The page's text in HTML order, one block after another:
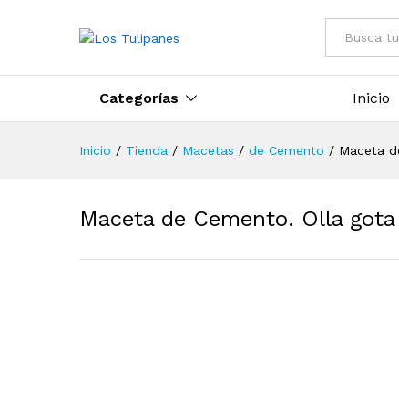
Todo
Categorías Inicio
Inicio / Tienda / Macetas / de Cemento / Maceta
Maceta de Cemento. Olla gota